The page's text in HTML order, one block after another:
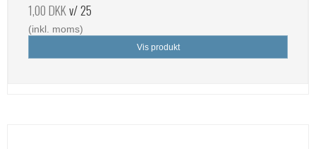
1,00 DKKv/ 25
(inkl. moms)
Vis produkt